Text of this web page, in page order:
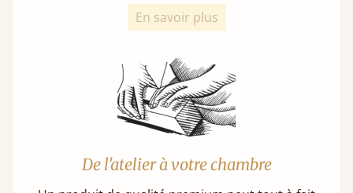
En savoir plus
De l'atelier à votre chambre